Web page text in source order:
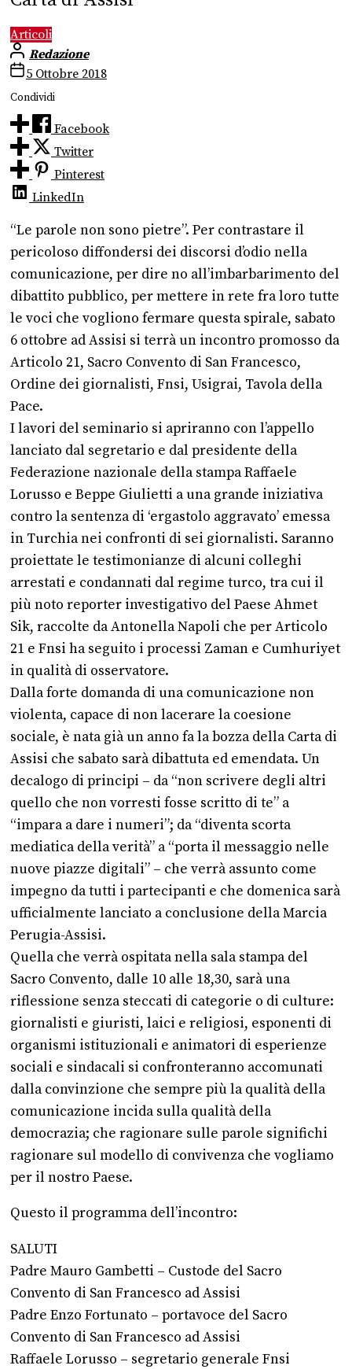
Articoli
Redazione
5 Ottobre 2018
Condividi
Facebook
Twitter
Pinterest
LinkedIn
“Le parole non sono pietre”. Per contrastare il
pericoloso diffondersi dei discorsi d’odio nella
comunicazione, per dire no all’imbarbarimento del
dibattito pubblico, per mettere in rete fra loro tutte
le voci che vogliono fermare questa spirale, sabato
6 ottobre ad Assisi si terrà un incontro promosso da
Articolo 21, Sacro Convento di San Francesco,
Ordine dei giornalisti, Fnsi, Usigrai, Tavola della
Pace.
I lavori del seminario si apriranno con l’appello
lanciato dal segretario e dal presidente della
Federazione nazionale della stampa Raffaele
Lorusso e Beppe Giulietti a una grande iniziativa
contro la sentenza di ‘ergastolo aggravato’ emessa
in Turchia nei confronti di sei giornalisti. Saranno
proiettate le testimonianze di alcuni colleghi
arrestati e condannati dal regime turco, tra cui il
più noto reporter investigativo del Paese Ahmet
Sik, raccolte da Antonella Napoli che per Articolo
21 e Fnsi ha seguito i processi Zaman e Cumhuriyet
in qualità di osservatore.
Dalla forte domanda di una comunicazione non
violenta, capace di non lacerare la coesione
sociale, è nata già un anno fa la bozza della Carta di
Assisi che sabato sarà dibattuta ed emendata. Un
decalogo di principi – da “non scrivere degli altri
quello che non vorresti fosse scritto di te” a
“impara a dare i numeri”; da “diventa scorta
mediatica della verità” a “porta il messaggio nelle
nuove piazze digitali” – che verrà assunto come
impegno da tutti i partecipanti e che domenica sarà
ufficialmente lanciato a conclusione della Marcia
Perugia-Assisi.
Quella che verrà ospitata nella sala stampa del
Sacro Convento, dalle 10 alle 18,30, sarà una
riflessione senza steccati di categorie o di culture:
giornalisti e giuristi, laici e religiosi, esponenti di
organismi istituzionali e animatori di esperienze
sociali e sindacali si confronteranno accomunati
dalla convinzione che sempre più la qualità della
comunicazione incida sulla qualità della
democrazia; che ragionare sulle parole significhi
ragionare sul modello di convivenza che vogliamo
per il nostro Paese.
Questo il programma dell’incontro:
SALUTI
Padre Mauro Gambetti – Custode del Sacro
Convento di San Francesco ad Assisi
Padre Enzo Fortunato – portavoce del Sacro
Convento di San Francesco ad Assisi
Raffaele Lorusso – segretario generale Fnsi